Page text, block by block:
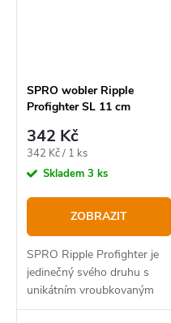
SPRO wobler Ripple
Profighter SL 11 cm
342 Kč
Měrná
cena:
342 Kč / 1 ks
Skladem 3 ks
ZOBRAZIT
SPRO Ripple Profighter je
jedinečný svého druhu s
unikátním vroubkovaným
tělem.